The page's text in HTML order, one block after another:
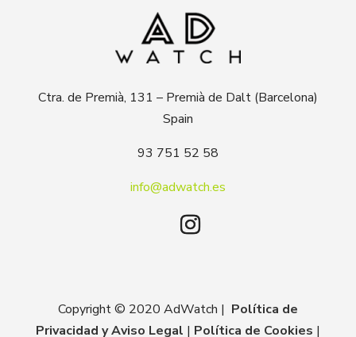
Ctra. de Premià, 131 – Premià de Dalt (Barcelona)
Spain
93 751 52 58
info@adwatch.es
Copyright © 2020 AdWatch | Política de
Privacidad y Aviso Legal | Política de Cookies |